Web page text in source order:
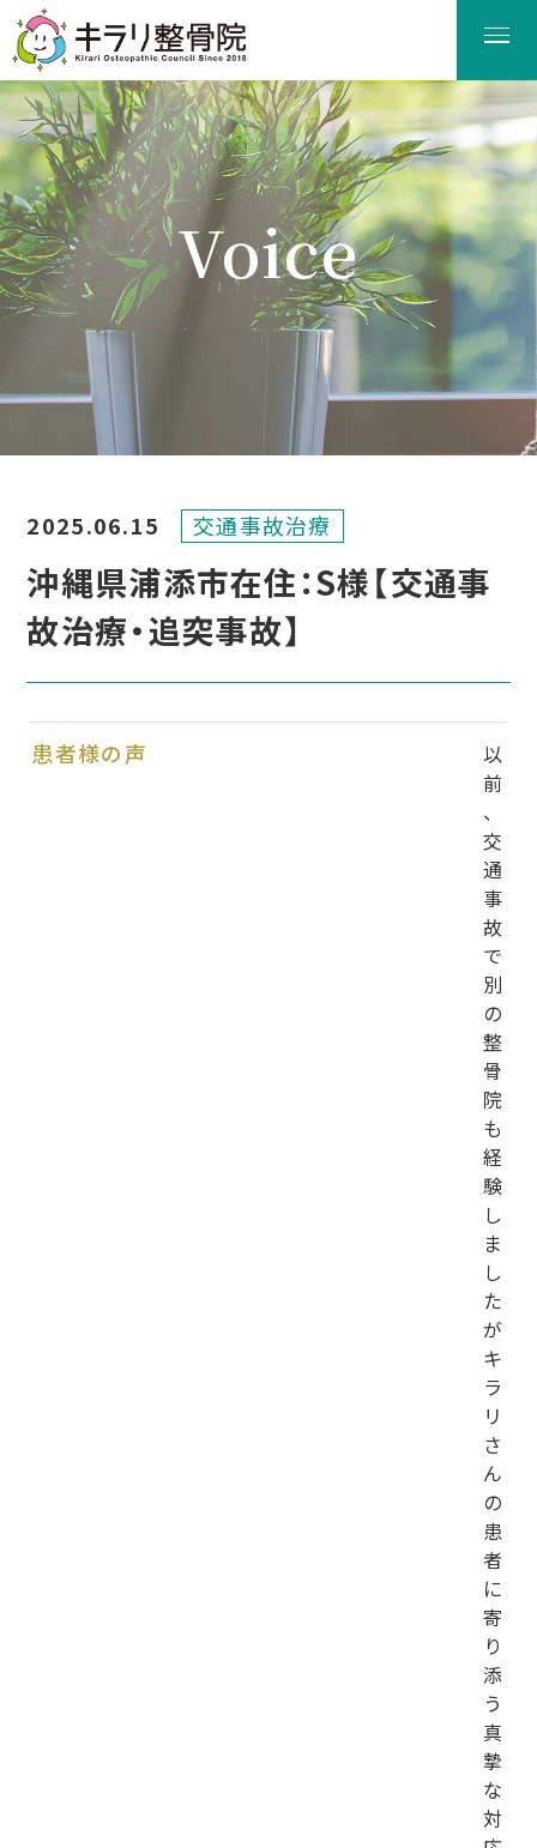
Voice
患者様の声
沖縄県浦添市在住：S様【交通事
故治療・追突事故】
2025.06.15 交通事故治療
患者様の声
以
前
、
交
通
事
故
で
別
の
整
骨
院
も
経
験
し
ま
し
た
が
キ
ラ
リ
さ
ん
の
患
者
に
寄
り
添
う
真
摯
な
対